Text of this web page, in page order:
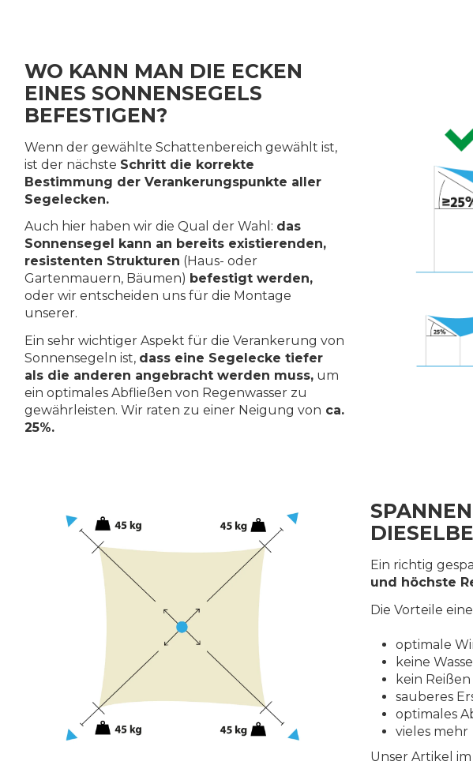
WO KANN MAN DIE ECKEN
EINES SONNENSEGELS
BEFESTIGEN?
Wenn der gewählte Schattenbereich gewählt ist,
ist der nächste Schritt die korrekte
Bestimmung der Verankerungspunkte aller
Segelecken.
Auch hier haben wir die Qual der Wahl: das
Sonnensegel kann an bereits existierenden,
resistenten Strukturen (Haus- oder
Gartenmauern, Bäumen) befestigt werden,
oder wir entscheiden uns für die Montage
unserer.
Ein sehr wichtiger Aspekt für die Verankerung von
Sonnensegeln ist, dass eine Segelecke tiefer
als die anderen angebracht werden muss, um
ein optimales Abfließen von Regenwasser zu
gewährleisten. Wir raten zu einer Neigung von ca.
25%.
Ein richtig
und höchste
Die Vorteile
optimale
keine
kein
sauberes
optimales
vieles mehr
Unser Artikel